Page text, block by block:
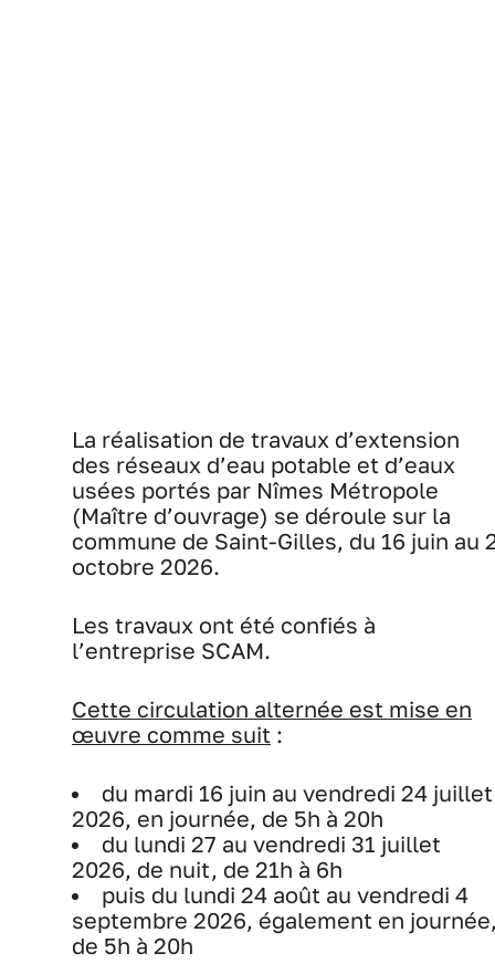
La réalisation de travaux d’extension
des réseaux d’eau potable et d’eaux
usées portés par Nîmes Métropole
(Maître d’ouvrage) se déroule sur la
commune de Saint-Gilles, du 16 juin au
octobre 2026.
Les travaux ont été confiés à
l’entreprise SCAM.
Cette circulation alternée est mise en
œuvre comme suit :
du mardi 16 juin au vendredi 24 juillet
2026, en journée, de 5h à 20h
du lundi 27 au vendredi 31 juillet
2026, de nuit, de 21h à 6h
puis du lundi 24 août au vendredi 4
septembre 2026, également en
de 5h à 20h